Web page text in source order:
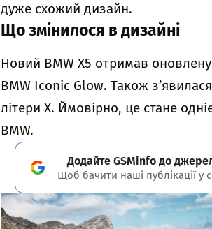
дуже схожий дизайн.
Що змінилося в дизайні
Новий BMW X5 отримав
BMW Iconic Glow. Також
літери X. Ймовірно, це стане
BMW.
Додайте GSMinfo до
Щоб бачити наші публікації у